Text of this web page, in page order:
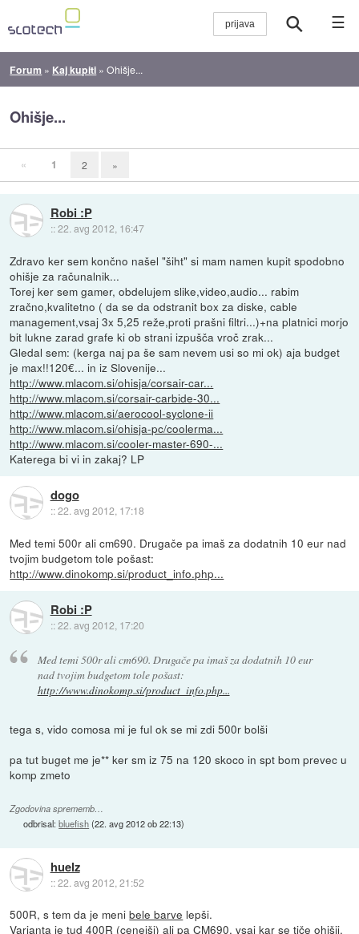
☰
Forum » Kaj kupiti »Ohišje...
Ohišje...
« 1 2 »
Robi :P
::22. avg 2012, 16:47
Zdravo ker sem končno našel "šiht" si mam namen kupit spodobno
ohišje za računalnik...
Torej ker sem gamer, obdelujem slike,video,audio... rabim
zračno,kvalitetno ( da se da odstranit box za diske, cable
management,vsaj 3x 5,25 reže,proti prašni filtri...)+na platnici morjo
bit lukne zarad grafe ki ob strani izpušča vroč zrak...
Gledal sem: (kerga naj pa še sam nevem usi so mi ok) aja budget
je max!!120€... in iz Slovenije...
http://www.mlacom.si/ohisja/corsair-car...
http://www.mlacom.si/corsair-carbide-30...
http://www.mlacom.si/aerocool-syclone-ii
http://www.mlacom.si/ohisja-pc/coolerma...
http://www.mlacom.si/cooler-master-690-...
Katerega bi vi in zakaj? LP
dogo
::22. avg 2012, 17:18
Med temi 500r ali cm690. Drugače pa imaš za dodatnih 10 eur nad
tvojim budgetom tole pošast:
http://www.dinokomp.si/product_info.php...
Robi :P
::22. avg 2012, 17:20
Med temi 500r ali cm690. Drugače pa imaš za dodatnih 10 eur
nad tvojim budgetom tole pošast:
http://www.dinokomp.si/product_info.php...
tega s, vido comosa mi je ful ok se mi zdi 500r bolši
pa tut buget me je** ker sm iz 75 na 120 skoco in spt bom prevec u
komp zmeto
Zgodovina sprememb…
odbrisal:bluefish(22. avg 2012 ob 22:13)
huelz
::22. avg 2012, 21:52
500R, s tem da je menibele barve lepši.
Varianta je tud 400R (cenejši) ali pa CM690, vsaj kar se tiče ohišij,